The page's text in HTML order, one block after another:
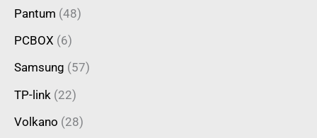
Pantum (48)
PCBOX (6)
Samsung (57)
TP-link (22)
Volkano (28)